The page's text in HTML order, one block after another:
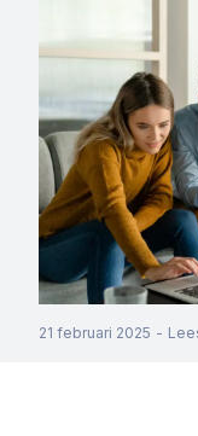
21 februari 2025 -